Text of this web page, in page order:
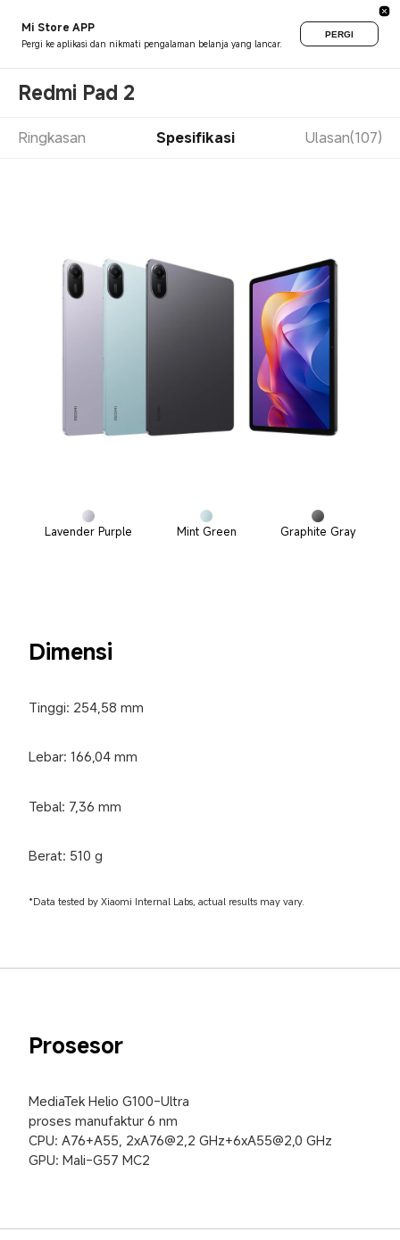
Mi Store APP
Pergi ke aplikasi dan nikmati pengalaman belanja yang lancar.
PERGI
Redmi Pad 2
Ringkasan Spesifikasi Ulasan(107)
Lavender Purple Mint Green Graphite Gray
Dimensi
Tinggi: 254,58 mm
Lebar: 166,04 mm
Tebal: 7,36 mm
Berat: 510 g
*Data tested by Xiaomi Internal Labs, actual results may vary.
Prosesor
MediaTek Helio G100-Ultra
proses manufaktur 6 nm
CPU: A76+A55, 2xA76@2,2 GHz+6xA55@2,0 GHz
GPU: Mali-G57 MC2